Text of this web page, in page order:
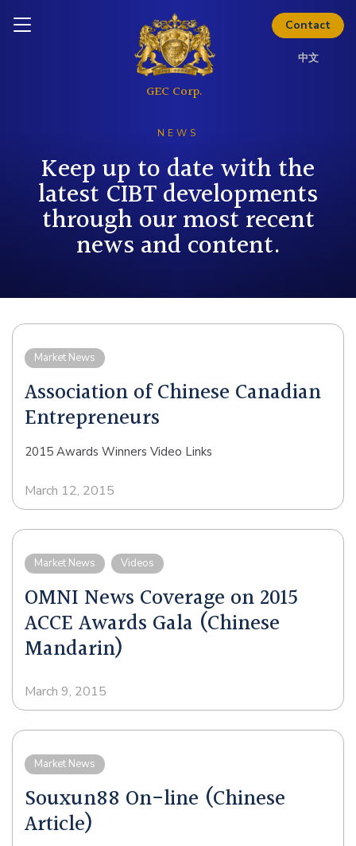
Contact
中文
NEWS
Keep up to date with the
latest CIBT developments
through our most recent
news and content.
Market News
Association of Chinese Canadian
Entrepreneurs
2015 Awards Winners Video Links
March 12, 2015
Market News Videos
OMNI News Coverage on 2015
ACCE Awards Gala (Chinese
Mandarin)
March 9, 2015
Market News
Souxun88 On-line (Chinese
Article)
Inquire today